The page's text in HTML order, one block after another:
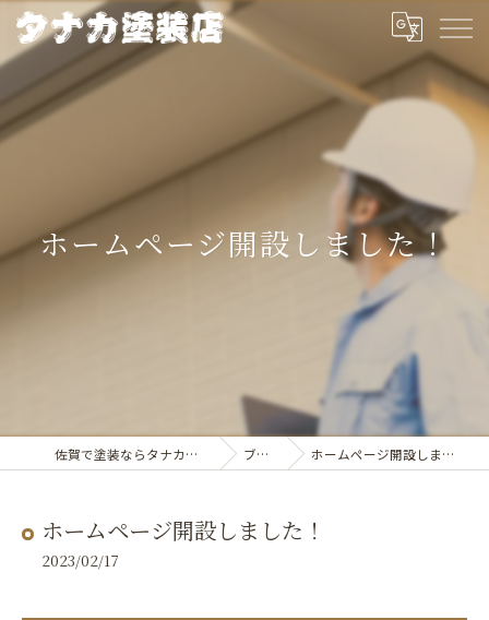
ホームページ開設しました！
佐賀で塗装ならタナカ塗装店 ブログ ホームページ開設しました！
ホームページ開設しました！
2023/02/17